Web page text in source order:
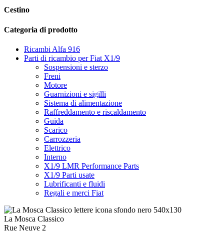
Cestino
Categoria di prodotto
Ricambi Alfa 916
Parti di ricambio per Fiat X1/9
Sospensioni e sterzo
Freni
Motore
Guarnizioni e sigilli
Sistema di alimentazione
Raffreddamento e riscaldamento
Guida
Scarico
Carrozzeria
Elettrico
Interno
X1/9 LMR Performance Parts
X1/9 Parti usate
Lubrificanti e fluidi
Regali e merci Fiat
La Mosca Classico
Rue Neuve 2